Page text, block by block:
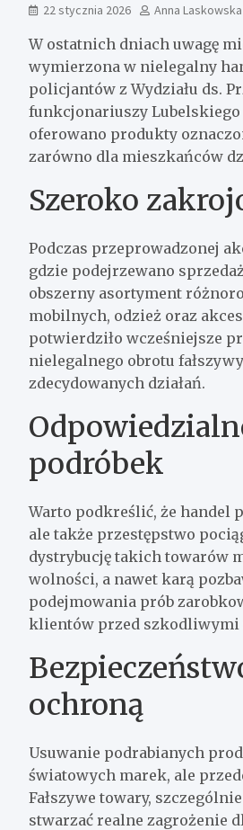
22 stycznia 2026 Anna Laskowska
W ostatnich dniach uwagę
wymierzona w nielegalny
policjantów z Wydziału ds.
funkcjonariuszy Lubelskiego
oferowano produkty
zarówno dla mieszkańców
Szeroko
Podczas przeprowadzonej
gdzie podejrzewano
obszerny asortyment
mobilnych, odzież oraz
potwierdziło wcześniejsze
nielegalnego obrotu
zdecydowanych działań.
podróbek
Warto podkreślić, że handel
ale także przestępstwo
dystrybucję takich towarów
wolności, a nawet karą
podejmowania prób
klientów przed szkodliwymi
ochroną
Usuwanie podrabianych
światowych marek, ale
Fałszywe towary,
stwarzać realne zagrożenie